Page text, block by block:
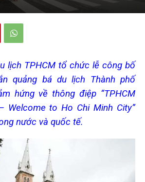
lịch TPHCM tổ chức lễ công bố
quảng bá du lịch Thành phố
hứng về thông điệp “TPHCM
Welcome to Ho Chi Minh City”
nước và quốc tế.